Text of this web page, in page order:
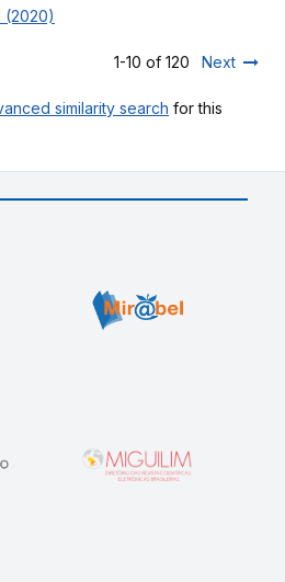
(2020)
1-10 of 120 Next
similarity search for this